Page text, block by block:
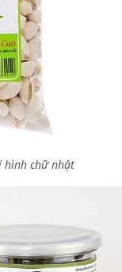
hình chữ nhật